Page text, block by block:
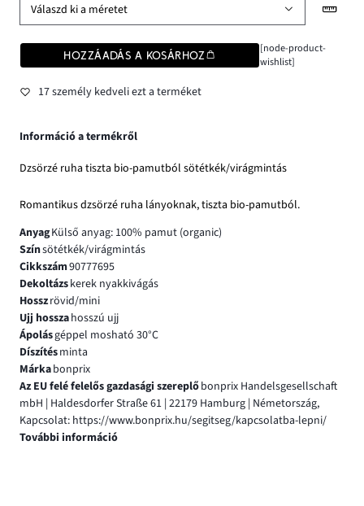
Válaszd ki a méretet
HOZZÁADÁS A KOSÁRHOZ
[node-product-
wishlist]
17 személy kedveli ezt a terméket
Információ a termékről
Dzsörzé ruha tiszta bio-pamutból sötétkék/virágmintás
Romantikus dzsörzé ruha lányoknak, tiszta bio-pamutból.
AnyagKülső anyag: 100% pamut (organic)
Színsötétkék/virágmintás
Cikkszám90777695
Dekoltázskerek nyakkivágás
Hosszrövid/mini
Ujj hosszahosszú ujj
Ápolásgéppel mosható 30°C
Díszítésminta
Márkabonprix
Az EU felé felelős gazdasági szereplőbonprix Handelsgesellschaft
mbH | Haldesdorfer Straße 61 | 22179 Hamburg | Németország,
Kapcsolat: https://www.bonprix.hu/segitseg/kapcsolatba-lepni/
További információ